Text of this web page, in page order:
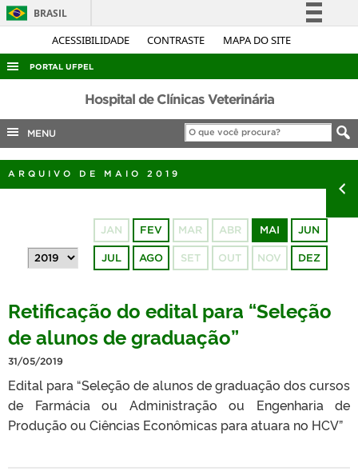
ACESSIBILIDADE CONTRASTE MAPA DO SITE
BRASIL
Simplifique!
Legislação
Canais
PORTAL UFPEL
ACESSO À INFORMAÇÃO
AUDITORIA
COBALTO
CONCURSOS
OUVIDORIA
TELEFONES
Hospital de Clínicas Veterinária
MENU
ARQUIVO DE MAIO 2019
JAN FEV MAR ABR MAI JUN
JUL AGO SET OUT NOV DEZ
Retificação do edital para “Seleção
de alunos de graduação”
31/05/2019
Edital para “Seleção de alunos de graduação dos cursos
de Farmácia ou Administração ou Engenharia de
Produção ou Ciências Econômicas para atuara no HCV”